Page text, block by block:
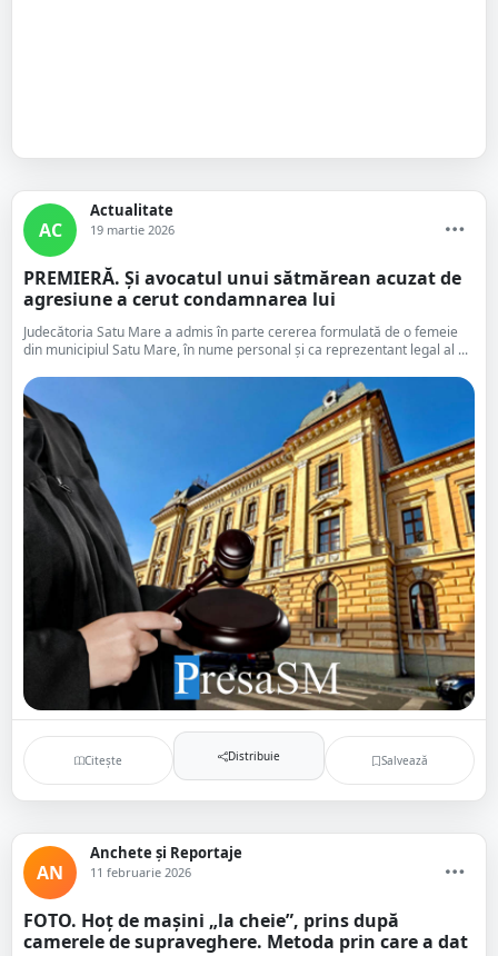
AC
Actualitate
19 martie 2026
PREMIERĂ. Și avocatul unui sătmărean acuzat de
agresiune a cerut condamnarea lui
Judecătoria Satu Mare a admis în parte cererea formulată de o femeie
din municipiul Satu Mare, în nume personal și ca reprezentant legal al ...
Citește Distribuie Salvează
AN
Anchete și Reportaje
11 februarie 2026
FOTO. Hoț de mașini „la cheie”, prins după
camerele de supraveghere. Metoda prin care a dat